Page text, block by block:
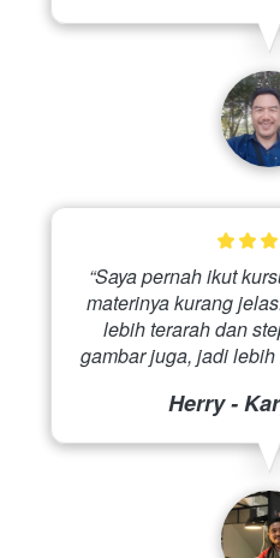
materinya kurang
lebih terarah dan
gambar juga, jadi
Herry -